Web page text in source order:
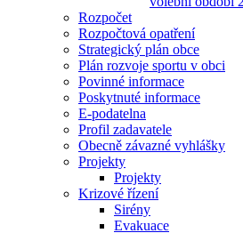
Rozpočet
Rozpočtová opatření
Strategický plán obce
Plán rozvoje sportu v obci
Povinné informace
Poskytnuté informace
E-podatelna
Profil zadavatele
Obecně závazné vyhlášky
Projekty
Projekty
Krizové řízení
Sirény
Evakuace